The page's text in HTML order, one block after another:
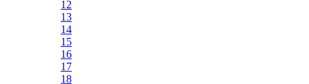
12
13
14
15
16
17
18